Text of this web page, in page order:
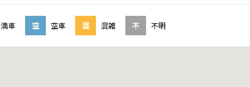
満車 空 空車 混 混雑 不 不明